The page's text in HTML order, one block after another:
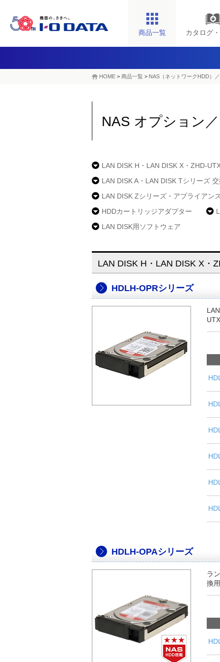
商品一覧 カタログ
HOME > 商品一覧 > NAS（ネットワークHDD）
NAS オプション
LAN DISK H・LAN DISK X・ZHD-
LAN DISK A・LAN DISK Tシリーズ
LAN DISK Zシリーズ・アプライアン
HDDカートリッジアダプター
LAN DISK用ソフトウェア
LAN DISK H・LAN DISK X・
HDLH-OPRシリーズ
HDLH-OPAシリーズ
ラ
換